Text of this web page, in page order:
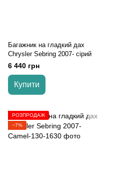
Багажник на гладкий дах
Chrysler Sebring 2007- сірий
6 440 грн
Купити
РОЗПРОДАЖ
−7%